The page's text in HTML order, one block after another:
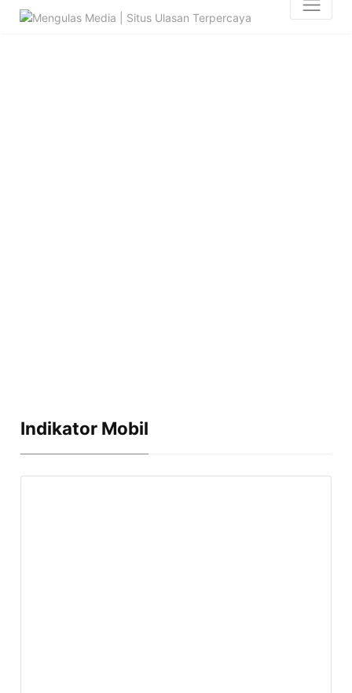
Indikator Mobil